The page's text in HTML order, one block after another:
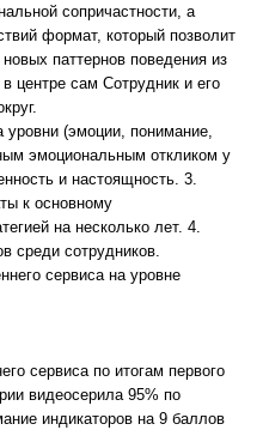
сопричастности, а
формат, который позволит
паттернов поведения из
центре сам Сотрудник и его
(эмоции, понимание,
эмоциональным откликом у
и настоящность. 3.
к основному
на несколько лет. 4.
среди сотрудников.
сервиса на уровне
сервиса по итогам первого
видеосерила 95% по
индикаторов на 9 баллов